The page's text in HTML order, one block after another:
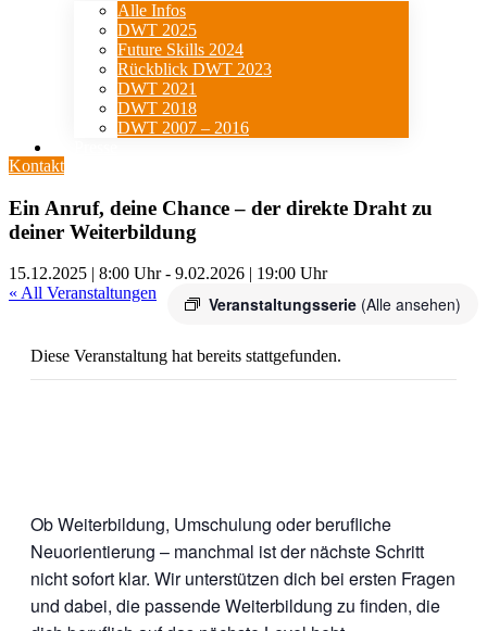
Alle Infos
DWT 2025
Future Skills 2024
Rückblick DWT 2023
DWT 2021
DWT 2018
DWT 2007 – 2016
Kontakt
Ein Anruf, deine Chance – der direkte Draht zu
deiner Weiterbildung
15.12.2025 | 8:00 Uhr- 9.02.2026 | 19:00 Uhr
Veranstaltungsserie (Alle ansehen)
« All Veranstaltungen
Diese Veranstaltung hat bereits stattgefunden.
Ob Weiterbildung, Umschulung oder berufliche
Neuorientierung – manchmal ist der nächste Schritt
nicht sofort klar. Wir unterstützen dich bei ersten Fragen
und dabei, die passende Weiterbildung zu finden, die